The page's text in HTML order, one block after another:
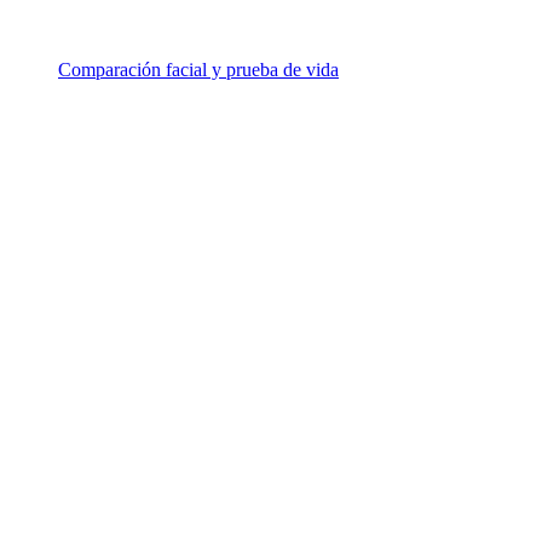
Comparación facial y prueba de vida